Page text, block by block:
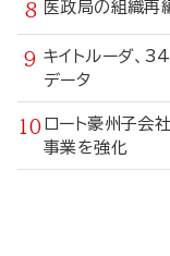
医政局の組織
キイトルーダ、
データ
ロート豪州子会
事業を強化